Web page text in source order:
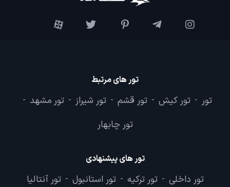
تور های مرتبط
تور - تور کیش - تور قشم - تور شیراز - تور مشهد -
تور چابهار
تور های پیشنهادی
تور داخلی - تور ترکیه - تور استانبول - تور آنتالیا